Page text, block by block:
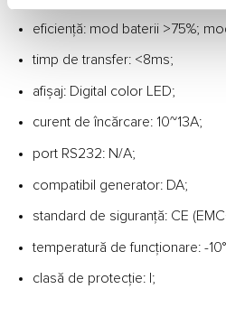
eficiență: mod baterii >75%;
timp de transfer: <8ms;
afișaj: Digital color LED;
curent de încărcare: 10~13A;
port RS232: N/A;
compatibil generator: DA;
standard de siguranță: CE
temperatură de funcționare: -
clasă de protecție: I;